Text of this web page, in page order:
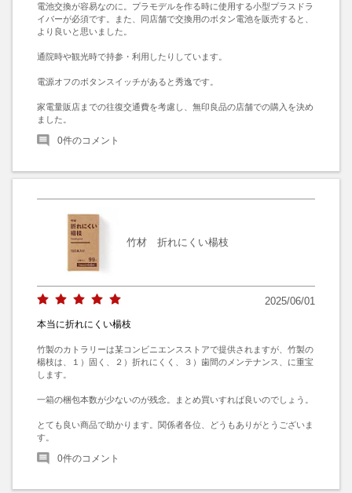
電池交換が容易なのに。プラモデルを作る時に使用する小型プラスドラ
イバーが必須です。また、同店舗で交換用のボタン電池を販売すると、
より良いと思いました。
通院時や観光時で持参・利用したりしています。
電源オフのボタンスイッチがあると秀逸です。
家電量販店までの往復交通費を考慮し、無印良品の店舗での購入を決め
ました。
0件のコメント
竹材 折れにくい楊枝
2025/06/01
本当に折れにくい楊枝
竹製のカトラリーは某コンビニエンスストアで提供されますが、竹製の
楊枝は、１）固く、２）折れにくく、３）歯間のメンテナンス、に重宝
します。
一箱の梱包本数が少ないのが残念。まとめ買いすれば良いのでしょう。
とても良い商品で助かります。関係者各位、どうもありがとうございま
す。
0件のコメント